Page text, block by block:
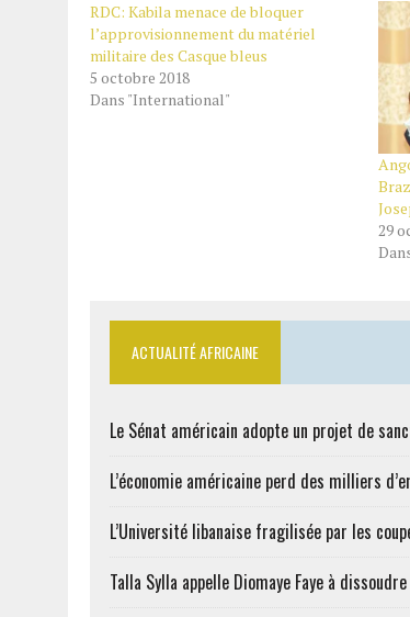
RDC: Kabila menace de bloquer
l’approvisionnement du matériel
militaire des Casque bleus
5 octobre 2018
Dans "International"
29
ACTUALITÉ AFRICAINE
Le Sénat américain adopte un projet de
L’économie américaine perd des milliers
L’Université libanaise fragilisée par les
Talla Sylla appelle Diomaye Faye à